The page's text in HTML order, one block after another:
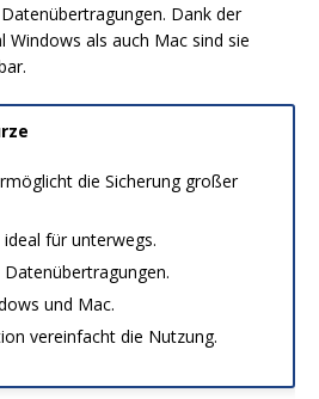
Dank der
als auch Mac sind sie
die Sicherung großer
für unterwegs.
und Mac.
vereinfacht die Nutzung.